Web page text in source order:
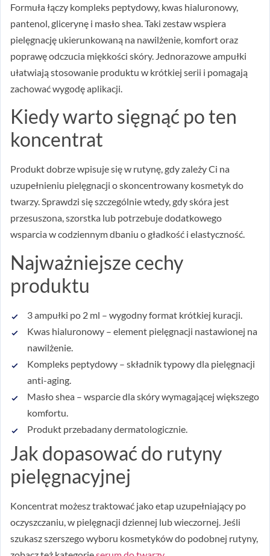
Formuła łączy kompleks peptydowy, kwas hialuronowy,
pantenol, glicerynę i masło shea. Taki zestaw wspiera
pielęgnację ukierunkowaną na nawilżenie, komfort oraz
poprawę odczucia miękkości skóry. Jednorazowe ampułki
ułatwiają stosowanie produktu w krótkiej serii i pomagają
zachować wygodę aplikacji.
Kiedy warto sięgnąć po ten
koncentrat
Produkt dobrze wpisuje się w rutynę, gdy zależy Ci na
uzupełnieniu pielęgnacji o skoncentrowany kosmetyk do
twarzy. Sprawdzi się szczególnie wtedy, gdy skóra jest
przesuszona, szorstka lub potrzebuje dodatkowego
wsparcia w codziennym dbaniu o gładkość i elastyczność.
Najważniejsze cechy
produktu
3 ampułki po 2 ml – wygodny format krótkiej kuracji.
Kwas hialuronowy – element pielęgnacji nastawionej na
nawilżenie.
Kompleks peptydowy – składnik typowy dla pielęgnacji
anti-aging.
Masło shea – wsparcie dla skóry wymagającej większego
komfortu.
Produkt przebadany dermatologicznie.
Jak dopasować do rutyny
pielęgnacyjnej
Koncentrat możesz traktować jako etap uzupełniający po
oczyszczaniu, w pielęgnacji dziennej lub wieczornej. Jeśli
szukasz szerszego wyboru kosmetyków do podobnej rutyny,